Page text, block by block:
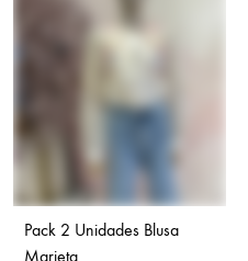
Pack 2 Unidades Blusa
Marieta